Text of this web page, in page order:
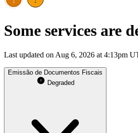
Some services are
Last updated on Aug 6, 2026 at 4:13pm
Emissão de Documentos Fiscais
Degraded